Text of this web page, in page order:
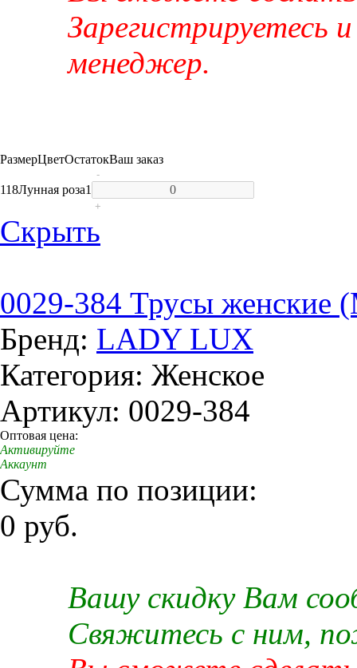
Зарегистрируетесь
менеджер.
РазмерЦветОстатокВаш заказ
118Лунная роза1
-
+
Скрыть
0029-384 Трусы женские
Бренд: LADY LUX
Категория: Женское
Артикул: 0029-384
Оптовая цена:
Активируйте
Аккаунт
Сумма по позиции:
0 руб.
Вашу скидку Вам
Свяжитесь с ним,